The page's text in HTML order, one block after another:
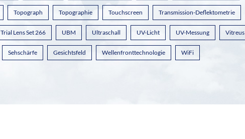
Topograph Topographie Touchscreen Transmission-Deflektometrie
Trial Lens Set 266 UBM Ultraschall UV-Licht UV-Messung Vitreus
Sehschärfe Gesichtsfeld Wellenfronttechnologie WiFi